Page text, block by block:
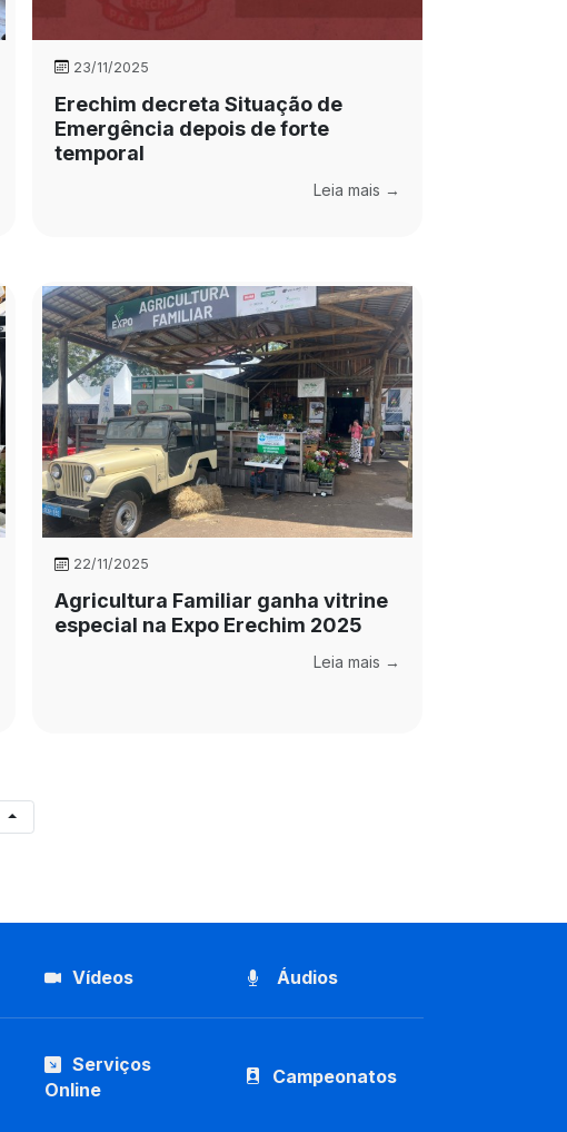
23/11/2025
Erechim decreta Situação de
Emergência depois de forte
temporal
Leia mais →
22/11/2025
Agricultura Familiar ganha vitrine
especial na Expo Erechim 2025
Leia mais →
Vídeos Áudios
Serviços
Online
Campeonatos